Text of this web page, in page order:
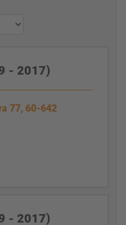
- 2017)
77, 60-642
- 2017)